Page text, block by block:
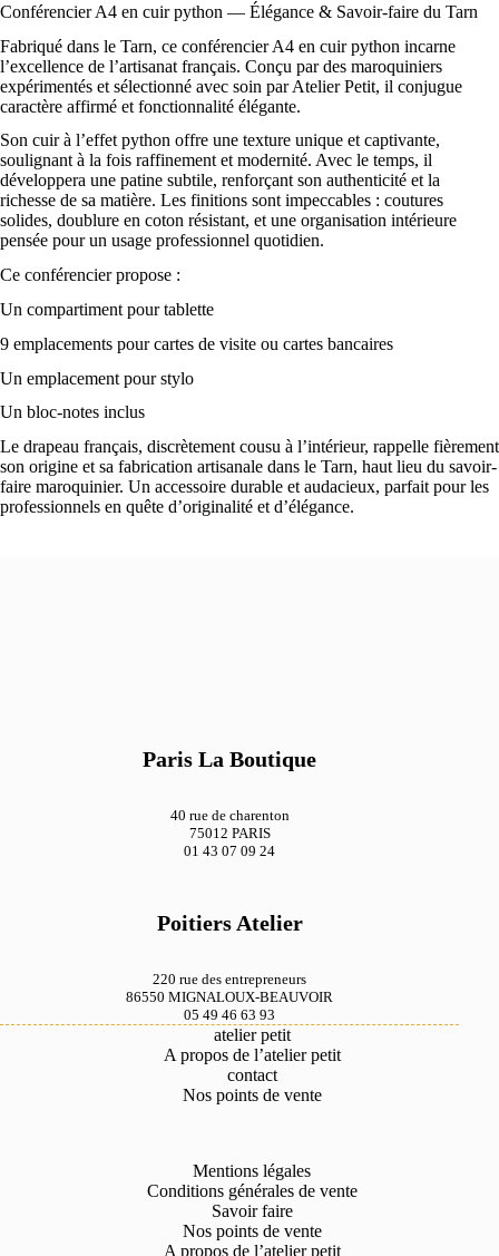
Conférencier A4 en cuir python — Élégance & Savoir-faire du Tarn
Fabriqué dans le Tarn, ce conférencier A4 en cuir python incarne
l’excellence de l’artisanat français. Conçu par des maroquiniers
expérimentés et sélectionné avec soin par Atelier Petit, il conjugue
caractère affirmé et fonctionnalité élégante.
Son cuir à l’effet python offre une texture unique et captivante,
soulignant à la fois raffinement et modernité. Avec le temps, il
développera une patine subtile, renforçant son authenticité et la
richesse de sa matière. Les finitions sont impeccables : coutures
solides, doublure en coton résistant, et une organisation intérieure
pensée pour un usage professionnel quotidien.
Ce conférencier propose :
Un compartiment pour tablette
9 emplacements pour cartes de visite ou cartes bancaires
Un emplacement pour stylo
Un bloc-notes inclus
Le drapeau français, discrètement cousu à l’intérieur, rappelle fièrement
son origine et sa fabrication artisanale dans le Tarn, haut lieu du savoir-
faire maroquinier. Un accessoire durable et audacieux, parfait pour les
professionnels en quête d’originalité et d’élégance.
Paris La Boutique
40 rue de charenton
75012 PARIS
01 43 07 09 24
Poitiers Atelier
220 rue des entrepreneurs
86550 MIGNALOUX-BEAUVOIR
05 49 46 63 93
atelier petit
A propos de l’atelier petit
contact
Nos points de vente
Mentions légales
Conditions générales de vente
Savoir faire
Nos points de vente
A propos de l’atelier petit